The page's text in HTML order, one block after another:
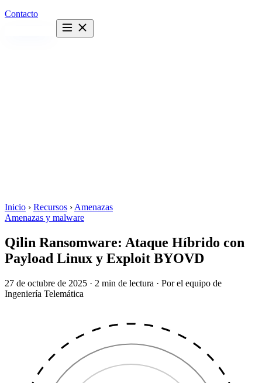
Contacto
Inicio › Recursos › Amenazas
Amenazas y malware
Qilin Ransomware: Ataque Híbrido con
Payload Linux y Exploit BYOVD
27 de octubre de 2025 · 2 min de lectura · Por el equipo de
Ingeniería Telemática